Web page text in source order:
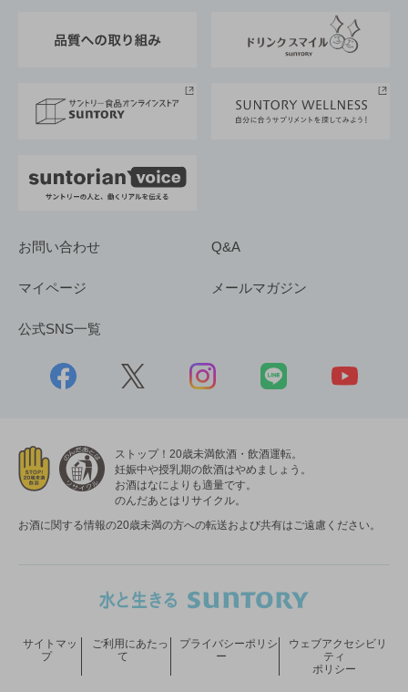
採用情報
お問い合わせ Q&A
マイページ メールマガジン
公式SNS一覧
ストップ！20歳未満飲酒・飲酒運転。
妊娠中や授乳期の飲酒はやめましょう。
お酒はなによりも適量です。
のんだあとはリサイクル。
お酒に関する情報の20歳未満の方への転送および共有はご遠慮ください。
サイトマッ
プ
ご利用にあたっ
て
プライバシーポリシ
ー
ウェブアクセシビリ
ティ
ポリシー